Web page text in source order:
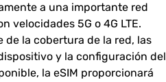
a una importante red
velocidades 5G o 4G LTE.
de la cobertura de la red, las
y la configuración del
la eSIM proporcionará